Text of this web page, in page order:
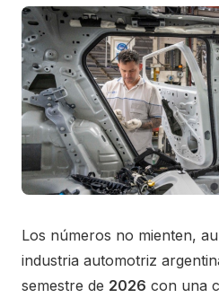
Los números no mienten,
industria automotriz
semestre de 2026 con una